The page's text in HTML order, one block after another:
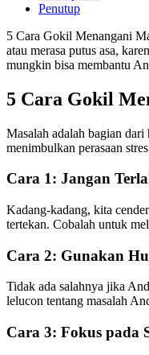
Penutup
5 Cara Gokil Menangani
atau merasa putus asa,
mungkin bisa membantu
5 Cara Gokil
Masalah adalah bagian
menimbulkan perasaan
Cara 1: Jangan
Kadang-kadang, kita
tertekan. Cobalah untuk
Cara 2: Gunakan
Tidak ada salahnya jika
lelucon tentang masalah
Cara 3: Fokus pada